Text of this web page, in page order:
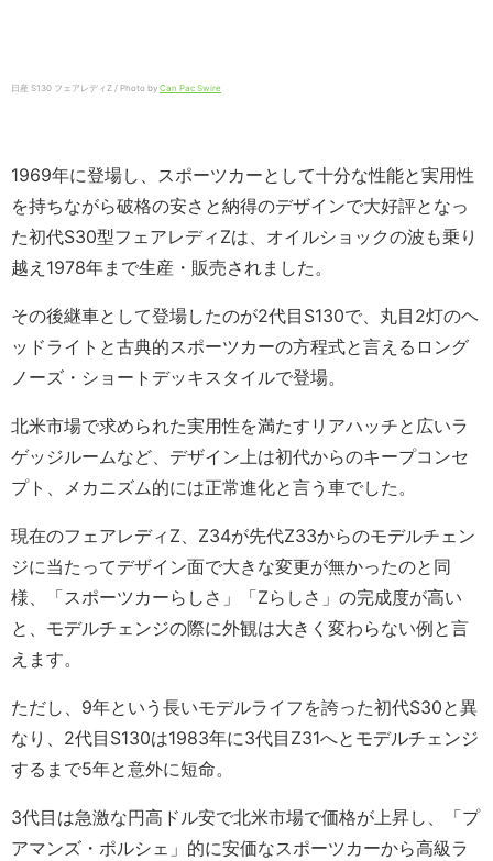
日産 S130 フェアレディZ / Photo by Can Pac Swire
1969年に登場し、スポーツカーとして十分な性能と実用性
を持ちながら破格の安さと納得のデザインで大好評となっ
た初代S30型フェアレディZは、オイルショックの波も乗り
越え1978年まで生産・販売されました。
その後継車として登場したのが2代目S130で、丸目2灯のヘ
ッドライトと古典的スポーツカーの方程式と言えるロング
ノーズ・ショートデッキスタイルで登場。
北米市場で求められた実用性を満たすリアハッチと広いラ
ゲッジルームなど、デザイン上は初代からのキープコンセ
プト、メカニズム的には正常進化と言う車でした。
現在のフェアレディZ、Z34が先代Z33からのモデルチェン
ジに当たってデザイン面で大きな変更が無かったのと同
様、「スポーツカーらしさ」「Zらしさ」の完成度が高い
と、モデルチェンジの際に外観は大きく変わらない例と言
えます。
ただし、9年という長いモデルライフを誇った初代S30と異
なり、2代目S130は1983年に3代目Z31へとモデルチェンジ
するまで5年と意外に短命。
3代目は急激な円高ドル安で北米市場で価格が上昇し、「プ
アマンズ・ポルシェ」的に安価なスポーツカーから高級ラ